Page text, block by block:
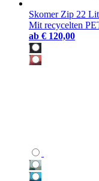
Skomer Zip 22
Mit recycelten
ab € 120,00